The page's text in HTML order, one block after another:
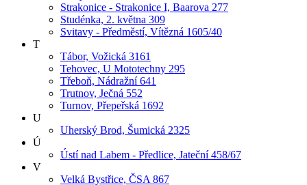
Strakonice - Strakonice I, Baarova 277
Studénka, 2. května 309
Svitavy - Předměstí, Vítězná 1605/40
T
Tábor, Vožická 3161
Tehovec, U Mototechny 295
Třeboň, Nádražní 641
Trutnov, Ječná 552
Turnov, Přepeřská 1692
U
Uherský Brod, Šumická 2325
Ú
Ústí nad Labem - Předlice, Jateční 458/67
V
Velká Bystřice, ČSA 867